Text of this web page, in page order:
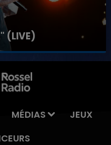
(LIVE)
MÉDIAS
JEUX